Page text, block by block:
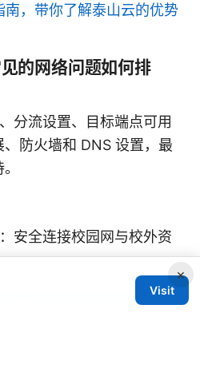
，带你了解泰山云的优势
的网络问题如何排
分流设置、目标端点可用
防火墙和 DNS 设置，最
安全连接校园网与校外资
heres exactly how to
×
Visit